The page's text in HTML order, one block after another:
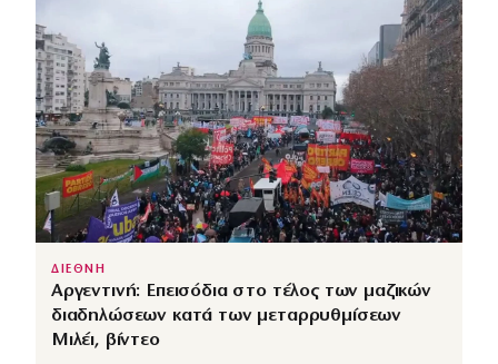
ΔΙΕΘΝΗ
Αργεντινή: Επεισόδια στο τέλος των μαζικών
διαδηλώσεων κατά των μεταρρυθμίσεων
Μιλέι, βίντεο